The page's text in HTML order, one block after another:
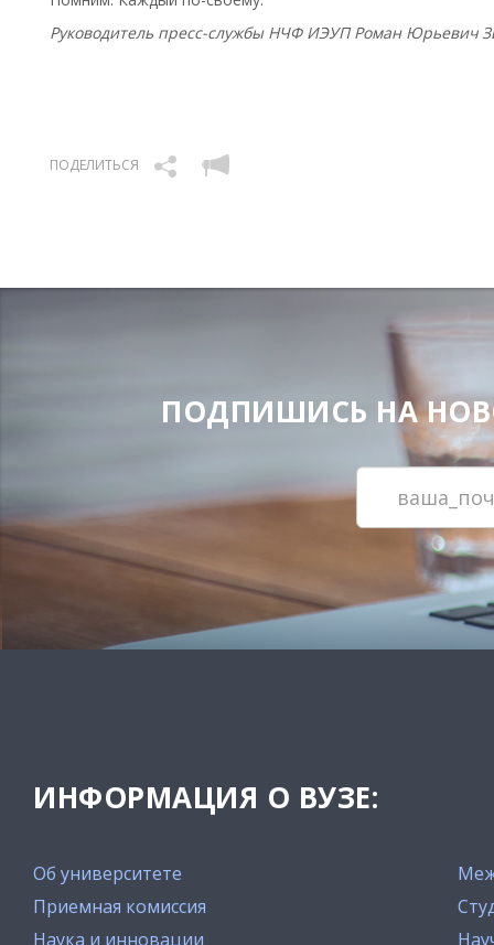
Руководитель пресс-службы НЧФ ИЭУП Роман Юрьевич
ПОДЕЛИТЬСЯ
ПОДПИШИСЬ НА
ИНФОРМАЦИЯ О ВУЗЕ:
Об университете
Приемная комиссия
Наука и инновации